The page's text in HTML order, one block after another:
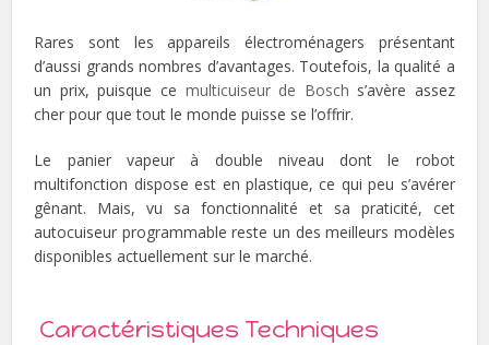
Rares sont les appareils électroménagers présentant
d’aussi grands nombres d’avantages. Toutefois, la qualité a
un prix, puisque ce multicuiseur de Bosch s’avère assez
cher pour que tout le monde puisse se l’offrir.
Le panier vapeur à double niveau dont le robot
multifonction dispose est en plastique, ce qui peu s’avérer
gênant. Mais, vu sa fonctionnalité et sa praticité, cet
autocuiseur programmable reste un des meilleurs modèles
disponibles actuellement sur le marché.
Caractéristiques Techniques